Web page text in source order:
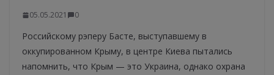
05.05.2021 0
Российскому рэперу Басте, выступавшему в
оккупированном Крыму, в центре Киева пытались
напомнить, что Крым — это Украина, однако охрана